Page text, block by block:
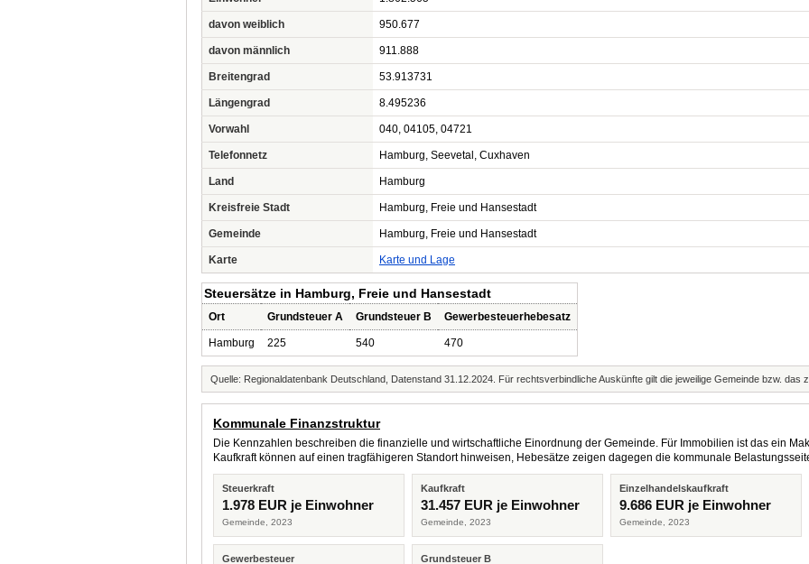
davon weiblich 950.677
davon männlich 911.888
Breitengrad 53.913731
Längengrad 8.495236
Vorwahl 040, 04105, 04721
Telefonnetz Hamburg, Seevetal, Cuxhaven
Land Hamburg
Kreisfreie Stadt Hamburg, Freie und Hansestadt
Gemeinde Hamburg, Freie und Hansestadt
Karte Karte und Lage
Steuersätze in Hamburg, Freie und Hansestadt
Ort Grundsteuer A Grundsteuer B Gewerbesteuerhebesatz
Hamburg 225 540 470
Quelle: Regionaldatenbank Deutschland, Datenstand 31.12.2024. Für rechtsverbindliche Auskünfte gilt die jeweilige Gemeinde bzw. das
Kommunale Finanzstruktur
Die Kennzahlen beschreiben die finanzielle und wirtschaftliche Einordnung der Gemeinde. Für Immobilien ist das ein
Kaufkraft können auf einen tragfähigeren Standort hinweisen, Hebesätze zeigen dagegen die kommunale
Steuerkraft
1.978 EUR je Einwohner
Gemeinde, 2023
Kaufkraft
31.457 EUR je Einwohner
Gemeinde, 2023
Einzelhandelskaufkraft
9.686 EUR je Einwohner
Gemeinde, 2023
Gewerbesteuer Grundsteuer B